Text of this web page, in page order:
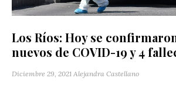
Los Ríos: Hoy se
nuevos de COVID-19 y 4
Diciembre 29, 2021 Alejandra Castellano